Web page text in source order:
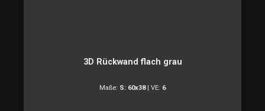
3D Rückwand flach grau
Maße: S: 60x38 VE: 6